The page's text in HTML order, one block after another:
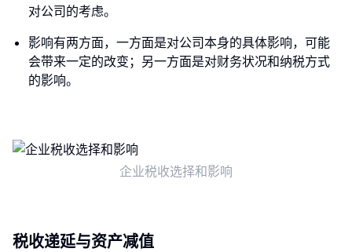
对公司的考虑。
影响有两方面，一方面是对公司本身的具体影响，可能
会带来一定的改变；另一方面是对财务状况和纳税方式
的影响。
企业税收选择和影响
税收递延与资产减值